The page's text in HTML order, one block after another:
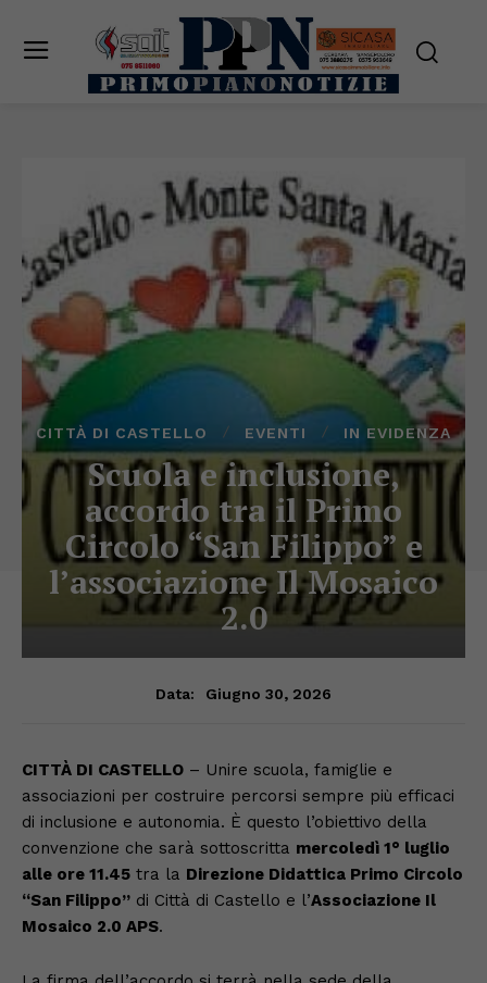
CITTÀ DI CASTELLO EVENTI IN EVIDENZA
Scuola e inclusione,
accordo tra il Primo
Circolo “San Filippo” e
l’associazione Il Mosaico
2.0
Data: Giugno 30, 2026
CITTÀ DI CASTELLO – Unire scuola, famiglie e
associazioni per costruire percorsi sempre più efficaci
di inclusione e autonomia. È questo l’obiettivo della
convenzione che sarà sottoscritta mercoledì 1° luglio
alle ore 11.45 tra la Direzione Didattica Primo Circolo
“San Filippo” di Città di Castello e l’Associazione Il
Mosaico 2.0 APS.